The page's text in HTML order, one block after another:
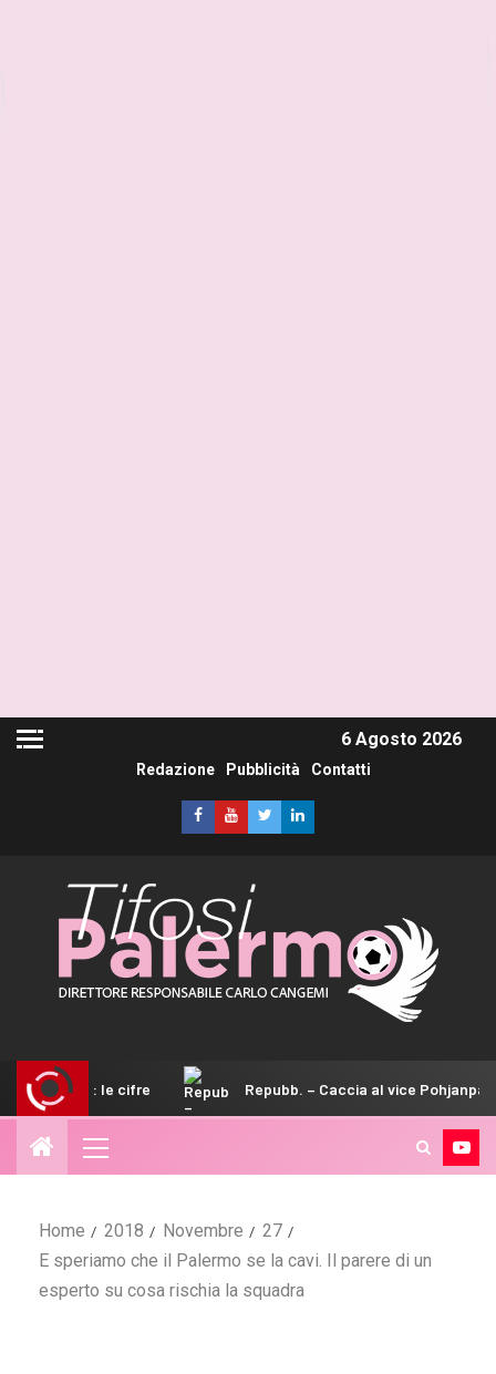
6 Agosto 2026
Redazione Pubblicità Contatti
Repubb. – Caccia al vice Pohjanpalo, piace Di Nardo
Home 2018 Novembre
27
E speriamo che il Palermo se la cavi. Il parere di un
esperto su cosa rischia la squadra